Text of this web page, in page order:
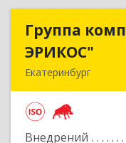
Группа
ЭРИКОС"
Екатеринбург
Внедрений